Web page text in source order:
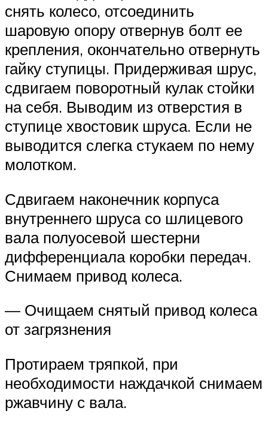
снять колесо, отсоединить
шаровую опору отвернув болт ее
крепления, окончательно отвернуть
гайку ступицы. Придерживая шрус,
сдвигаем поворотный кулак стойки
на себя. Выводим из отверстия в
ступице хвостовик шруса. Если не
выводится слегка стукаем по нему
молотком.
Сдвигаем наконечник корпуса
внутреннего шруса со шлицевого
вала полуосевой шестерни
дифференциала коробки передач.
Снимаем привод колеса.
— Очищаем снятый привод колеса
от загрязнения
Протираем тряпкой, при
необходимости наждачкой снимаем
ржавчину с вала.